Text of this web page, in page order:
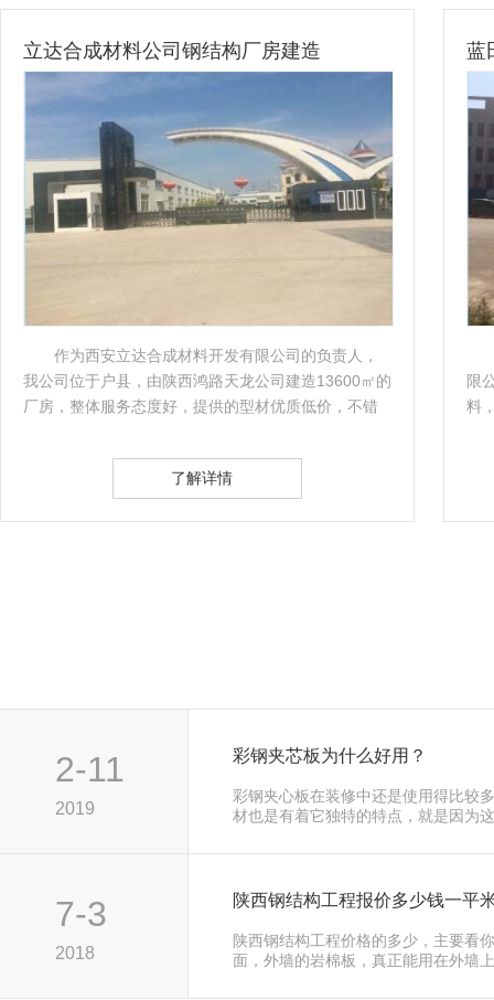
蓝田工业园的钢结构工程
我们公司是蓝田新港西北家具工业园建设开发有
限公司， 由陕西鸿路天龙钢结构公司提供钢结构材
料，建筑面积达13480㎡ 的建筑，钢构形式：框架+门
了解详情
2-11
2019
彩钢夹芯板为什么好用？
彩钢夹心板在装修中还是使用得比较
材也是有着它独特的特点，就是因为
7-3
2018
陕西钢结构工程报价多少钱一平
陕西钢结构工程价格的多少，主要看
面，外墙的岩棉板，真正能用在外墙